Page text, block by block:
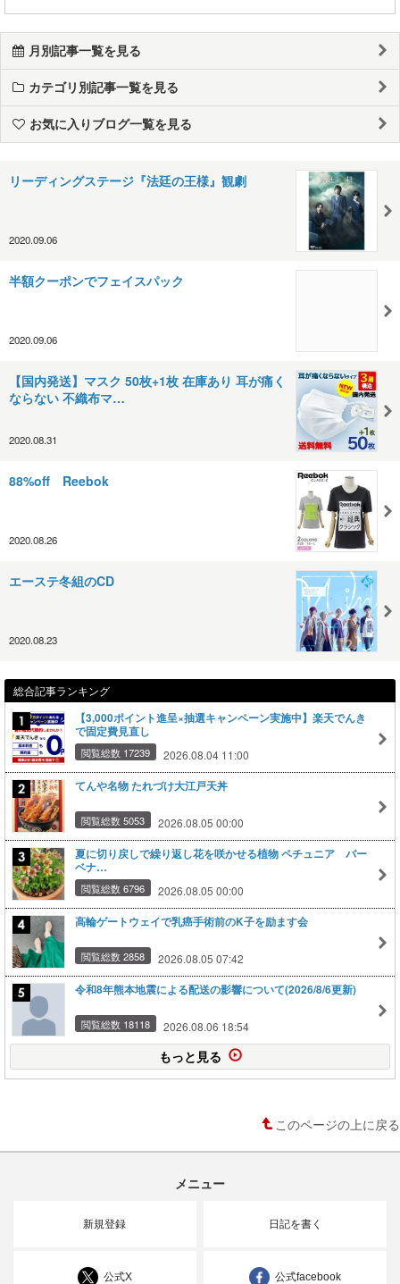
月別記事一覧を見る
カテゴリ別記事一覧を見る
お気に入りブログ一覧を見る
リーディングステージ『法廷の王様』観劇
2020.09.06
半額クーポンでフェイスパック
2020.09.06
【国内発送】マスク 50枚+1枚 在庫あり 耳が痛く
ならない 不織布マ…
2020.08.31
88%off Reebok
2020.08.26
エーステ冬組のCD
2020.08.23
総合記事ランキング
【3,000ポイント進呈×抽選キャンペーン実施中】楽天でんき
で固定費見直し
閲覧総数 17239 2026.08.04 11:00
てんや名物 たれづけ大江戸天丼
閲覧総数 5053 2026.08.05 00:00
夏に切り戻しで繰り返し花を咲かせる植物 ペチュニア バー
ベナ…
閲覧総数 6796 2026.08.05 00:00
高輪ゲートウェイで乳癌手術前のK子を励ます会
閲覧総数 2858 2026.08.05 07:42
令和8年熊本地震による配送の影響について(2026/8/6更新)
閲覧総数 18118 2026.08.06 18:54
もっと見る
このページの上に戻る
メニュー
新規登録 日記を書く
公式X 公式facebook